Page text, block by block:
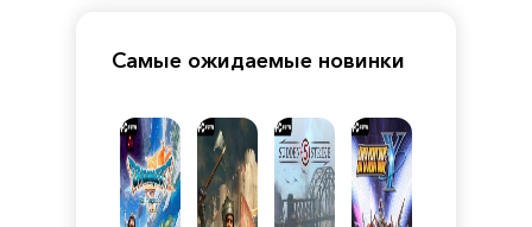
Самые ожидаемые новинки